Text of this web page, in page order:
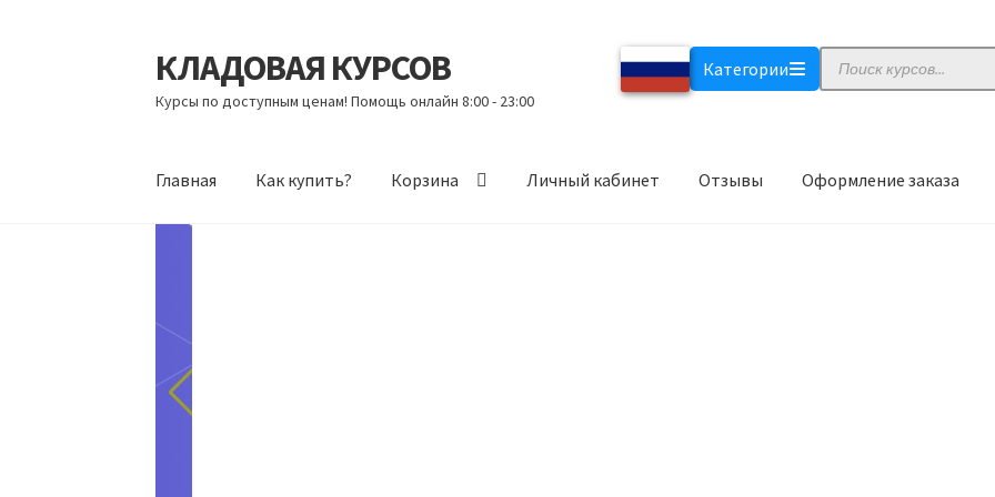
Перейти
к
навигации
Перейти
к
содержимому
КЛАДОВАЯ КУРСОВ
Курсы по доступным ценам! Помощь онлайн 8:00 - 23:00
Категории
Поиск
товаров
Главная Как купить? Корзина Личный кабинет Отзывы Оформление заказа